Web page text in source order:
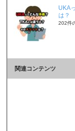
UKA
は？
202件
関連コンテンツ